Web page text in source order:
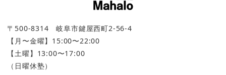
〒500-8314 岐阜市鍵屋西町2-56-4
【月〜金曜】15:00〜22:00
【土曜】13:00〜17:00
（日曜休塾）